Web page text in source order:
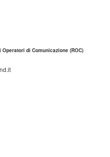
di Comunicazione (ROC)